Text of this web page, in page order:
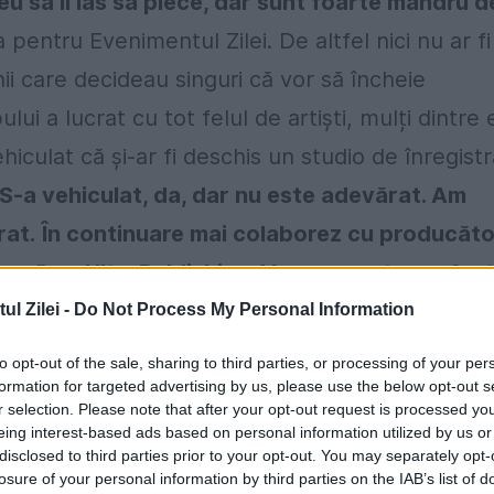
Zilei - Do Not Process My Personal Information
opt-out of the sale, sharing to third parties, or processing of your
for targeted advertising by us, please use the below opt-out
selection. Please note that after your opt-out request is processed
interest-based ads based on personal information utilized by us
to third parties prior to your opt-out. You may separately
of your personal information by third parties on the IAB’s list of
pentru Evenimentul Zilei. De altfel nici nu ar fi
care decideau singuri că vor să încheie
a lucrat cu tot felul de artiști, mulți dintre
că și-ar fi deschis un studio de
S-a vehiculat, da, dar nu este adevărat. Am
În continuare mai colaborez cu
cu UltraPublishing. Vara aceasta am fost
artiștii lor. Am mai avut câteva sesiuni și în
DeMoga Music. Prin studioul autobuz au
Feldt și Calumn Scott”,ne-a mai povestit
pe care îl are în România, acolo unde își și